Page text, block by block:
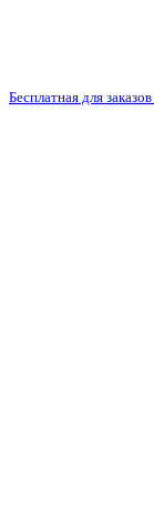
Бесплатная для